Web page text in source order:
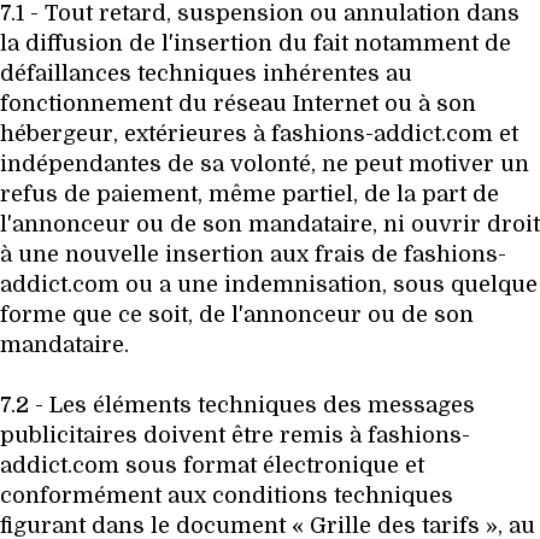
7.1 - Tout retard, suspension ou annulation dans
la diffusion de l'insertion du fait notamment de
défaillances techniques inhérentes au
fonctionnement du réseau Internet ou à son
hébergeur, extérieures à fashions-addict.com et
indépendantes de sa volonté, ne peut motiver un
refus de paiement, même partiel, de la part de
l'annonceur ou de son mandataire, ni ouvrir droit
à une nouvelle insertion aux frais de fashions-
addict.com ou a une indemnisation, sous quelque
forme que ce soit, de l'annonceur ou de son
mandataire.
7.2 - Les éléments techniques des messages
publicitaires doivent être remis à fashions-
addict.com sous format électronique et
conformément aux conditions techniques
figurant dans le document « Grille des tarifs », au